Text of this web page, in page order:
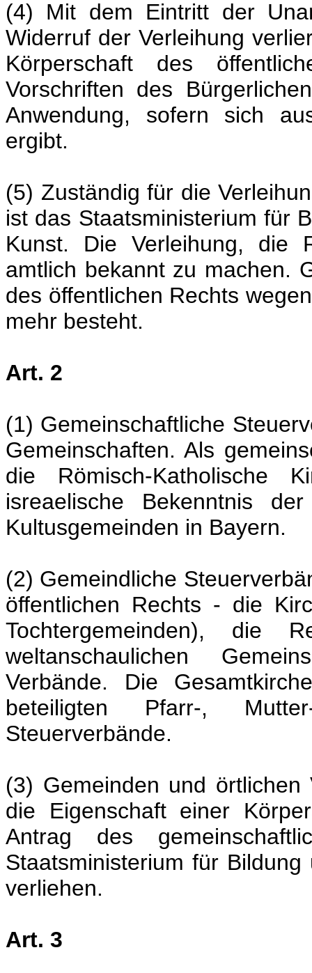
(4) Mit dem Eintritt der
Widerruf der Verleihung
Körperschaft des
Vorschriften des
Anwendung, sofern sich
ergibt.
(5) Zuständig für die
ist das Staatsministerium für
Kunst. Die Verleihung, die
amtlich bekannt zu machen.
des öffentlichen Rechts
mehr besteht.
Art. 2
(1) Gemeinschaftliche
Gemeinschaften. Als
die Römisch-
isreaelische Bekenntnis
Kultusgemeinden in Bayern.
(2) Gemeindliche
öffentlichen Rechts - die
Tochtergemeinden), die
weltanschaulichen
Verbände. Die
beteiligten Pfarr-,
Steuerverbände.
(3) Gemeinden und
die Eigenschaft einer
Antrag des
Staatsministerium für
verliehen.
Art. 3